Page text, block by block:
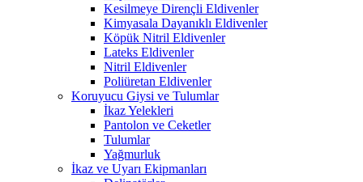
Kesilmeye Dirençli Eldivenler
Kimyasala Dayanıklı Eldivenler
Köpük Nitril Eldivenler
Lateks Eldivenler
Nitril Eldivenler
Poliüretan Eldivenler
Koruyucu Giysi ve Tulumlar
İkaz Yelekleri
Pantolon ve Ceketler
Tulumlar
Yağmurluk
İkaz ve Uyarı Ekipmanları